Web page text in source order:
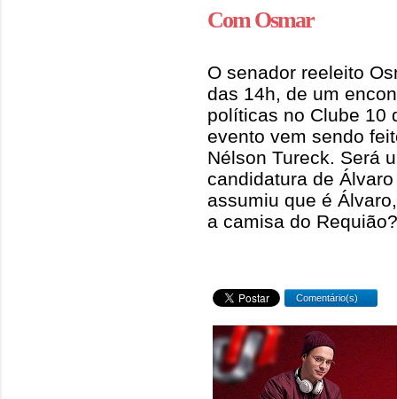
Com Osmar
O senador reeleito
das 14h, de um
políticas no Clube 10
evento vem sendo
Nélson Tureck. Será
candidatura de
assumiu que é
a camisa do
Comentário(s)